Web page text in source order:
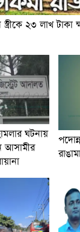
২৩ লাখ
ঘটনায়
আসামীর